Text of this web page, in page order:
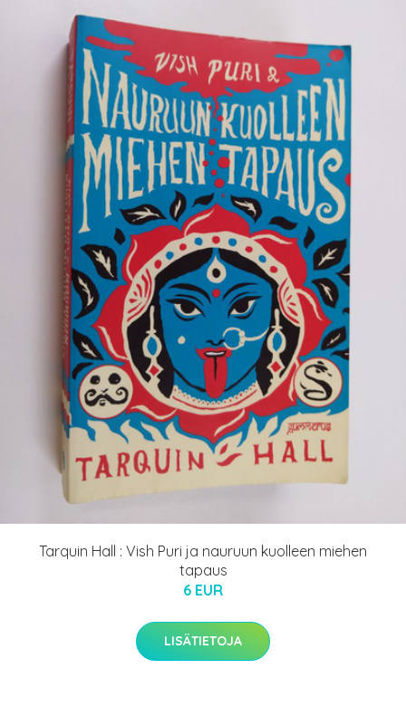
Tarquin Hall : Vish Puri ja nauruun kuolleen miehen
tapaus
6 EUR
LISÄTIETOJA